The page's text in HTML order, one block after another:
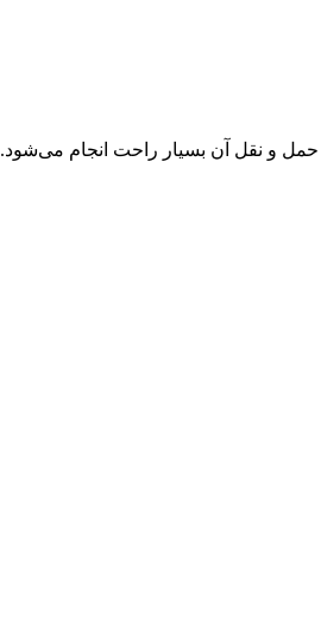
و نقل آن بسیار راحت انجام می‌شود.